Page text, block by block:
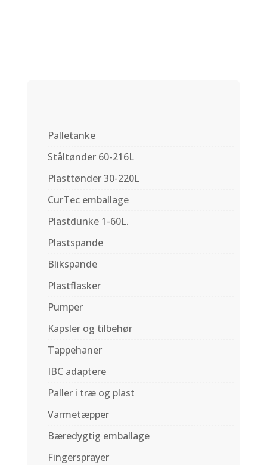
Palletanke
Ståltønder 60-216L
Plasttønder 30-220L
CurTec emballage
Plastdunke 1-60L.
Plastspande
Blikspande
Plastflasker
Pumper
Kapsler og tilbehør
Tappehaner
IBC adaptere
Paller i træ og plast
Varmetæpper
Bæredygtig emballage
Fingersprayer